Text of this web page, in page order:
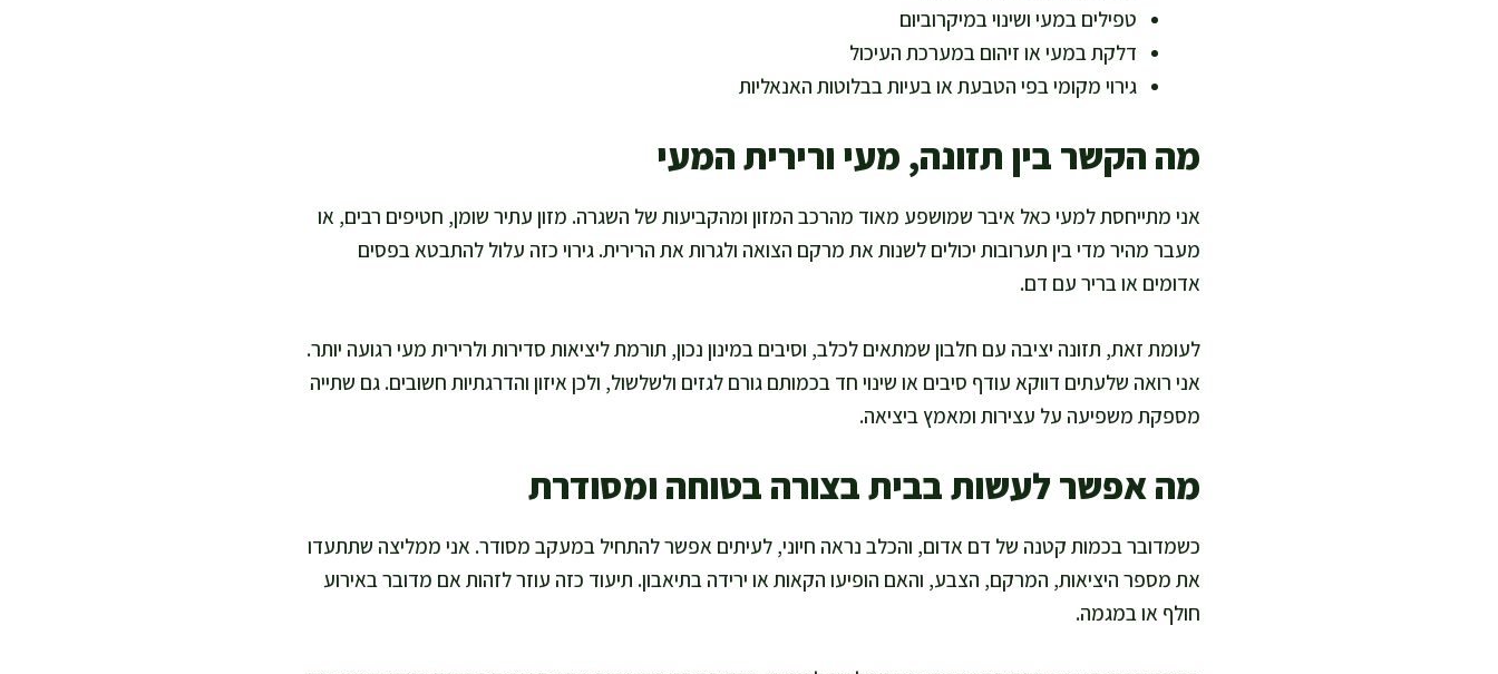
טפילים במעי ושינוי במיקרוביום
דלקת במעי או זיהום במערכת העיכול
גירוי מקומי בפי הטבעת או בעיות בבלוטות האנאליות
מה הקשר בין תזונה, מעי ורירית המעי
אני מתייחסת למעי כאל איבר שמושפע מאוד מהרכב המזון ומהקביעות של השגרה. מזון עתיר שומן, חטיפים רבים, או
מעבר מהיר מדי בין תערובות יכולים לשנות את מרקם הצואה ולגרות את הרירית. גירוי כזה עלול להתבטא בפסים
אדומים או בריר עם דם.
לעומת זאת, תזונה יציבה עם חלבון שמתאים לכלב, וסיבים במינון נכון, תורמת ליציאות סדירות ולרירית מעי רגועה יותר.
אני רואה שלעתים דווקא עודף סיבים או שינוי חד בכמותם גורם לגזים ולשלשול, ולכן איזון והדרגתיות חשובים. גם שתייה
מספקת משפיעה על עצירות ומאמץ ביציאה.
מה אפשר לעשות בבית בצורה בטוחה ומסודרת
כשמדובר בכמות קטנה של דם אדום, והכלב נראה חיוני, לעיתים אפשר להתחיל במעקב מסודר. אני ממליצה שתתעדו
את מספר היציאות, המרקם, הצבע, והאם הופיעו הקאות או ירידה בתיאבון. תיעוד כזה עוזר לזהות אם מדובר באירוע
חולף או במגמה.